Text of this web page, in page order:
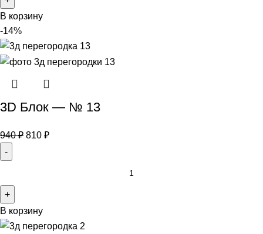
В корзину
-14%
3D Блок — № 13
940₽ 810 ₽
В корзину